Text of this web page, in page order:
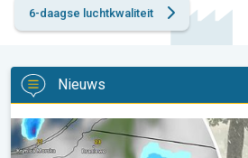
6-daagse luchtkwaliteit
Nieuws
Hagel als tennisballen in Polen.